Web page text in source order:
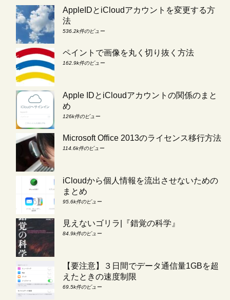
AppleIDとiCloudアカウントを変更する方
法
536.2k件のビュー
ペイントで画像を丸く切り抜く方法
162.9k件のビュー
Apple IDとiCloudアカウントの関係のまと
め
126k件のビュー
Microsoft Office 2013のライセンス移行方法
114.6k件のビュー
iCloudから個人情報を流出させないための
まとめ
95.6k件のビュー
見えないゴリラ|『錯覚の科学』
84.9k件のビュー
【要注意】３日間でデータ通信量1GBを超
えたときの速度制限
69.5k件のビュー